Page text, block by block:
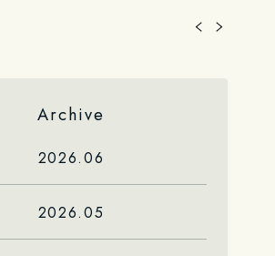
Archive
2026.06
2026.05